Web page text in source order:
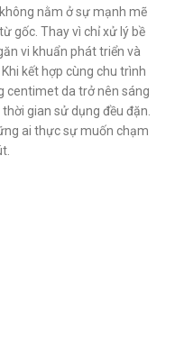
không nằm ở sự mạnh mẽ
gốc. Thay vì chỉ xử lý bề
vi khuẩn phát triển và
kết hợp cùng chu trình
centimet da trở nên sáng
gian sử dụng đều đặn.
ai thực sự muốn chạm